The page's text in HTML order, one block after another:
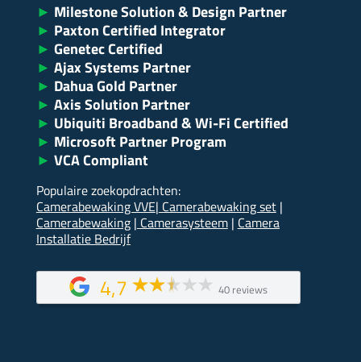
► Milestone Solution & Design Partner
► Paxton Certified Integrator
► Genetec Certified
► Ajax Systems Partner
► Dahua Gold Partner
► Axis Solution Partner
► Ubiquiti Broadband & Wi-Fi Certified
► Microsoft Partner Program
► VCA Compliant
Populaire zoekopdrachten:
Camerabewaking VVE| Camerabewaking set|
Camerabewaking| Camerasysteem| Camera
Installatie Bedrijf
4,7 40 reviews